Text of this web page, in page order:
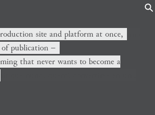
site and platform at once,
publication −
that never wants to become a